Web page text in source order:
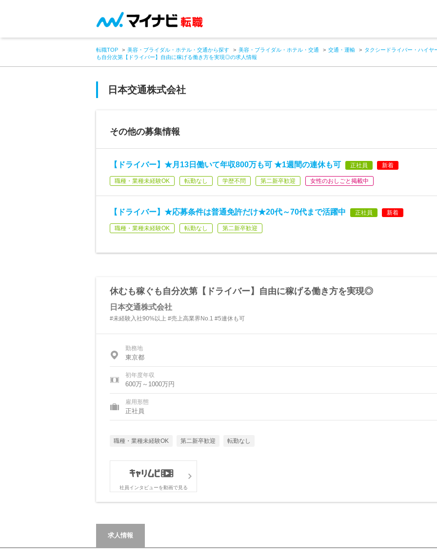
転職TOP 美容・ブライダル・ホテル・交通から探す 美容・ブライダル・ホテル・交通 交通・運輸
タクシードライバー・ハイヤ
も自分次第【ドライバー】自由に稼げる働き方を実現◎の求人情報
日本交通株式会社
その他の募集情報
【ドライバー】★月13日働いて年収800万も可 ★1週間の連休も可 正社員 新着
職種・業種未経験OK 転勤なし 学歴不問 第二新卒歓迎 女性のおしごと掲載中
【ドライバー】★応募条件は普通免許だけ★20代～70代まで活躍中 正社員 新着
職種・業種未経験OK 転勤なし 第二新卒歓迎
休むも稼ぐも自分次第【ドライバー】自由に稼げる働き方を実現◎
日本交通株式会社
#未経験入社90%以上 #売上高業界No.1 #5連休も可
勤務地
東京都
初年度年収
600万～1000万円
雇用形態
正社員
職種・業種未経験OK 第二新卒歓迎 転勤なし
社員インタビューを動画で見る
求人情報